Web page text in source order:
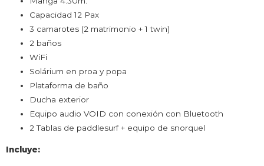
Capacidad 12 Pax
3 camarotes (2 matrimonio + 1 twin)
2 baños
WiFi
Solárium en proa y popa
Plataforma de baño
Ducha exterior
Equipo audio VOID con conexión con Bluetooth
2 Tablas de paddlesurf + equipo de snorquel
Incluye: